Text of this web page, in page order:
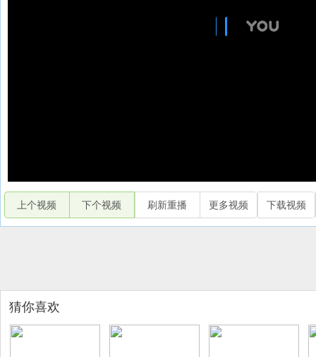
上个视频 下个视频 刷新重播 更多视频 下载视频
猜你喜欢